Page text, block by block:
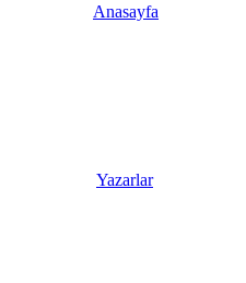
Anasayfa
Yazarlar